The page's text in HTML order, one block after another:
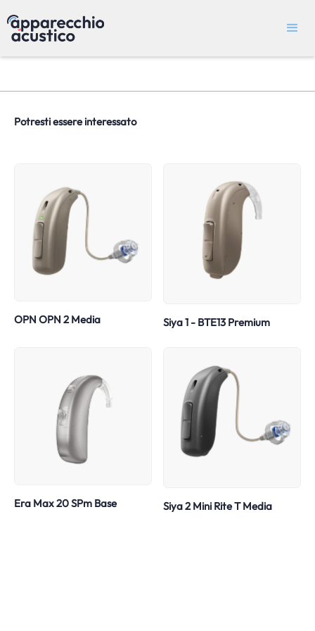
Potresti essere interessato
OPN OPN 2 Media Siya 1 - BTE13 Premium
Era Max 20 SPm Base Siya 2 Mini Rite T Media